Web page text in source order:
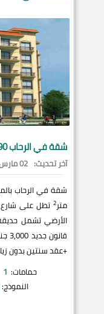
شقة فيالرحاب90 م
آخر تحديث: 02 مارس 2017
شقة في الرحاب
متر2
الأرضي تشمل حديقة
+عقد سنتين بدون
حمامات: 1
النموذج: